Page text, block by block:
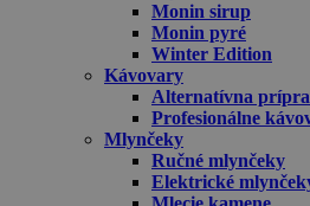
Monin sirup
Monin pyré
Winter Edition
Kávovary
Alternatívna
Profesionálne
Mlynčeky
Ručné mlynčeky
Elektrické